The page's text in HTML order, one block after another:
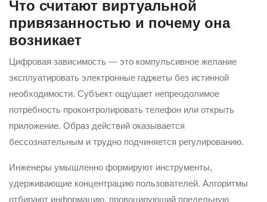
Что считают виртуальной
привязанностью и почему она
возникает
Цифровая зависимость — это компульсивное желание
эксплуатировать электронные гаджеты без истинной
необходимости. Субъект ощущает непреодолимое
потребность проконтролировать телефон или открыть
приложение. Образ действий оказывается
бессознательным и трудно подчиняется регулированию.
Инженеры умышленно формируют инструменты,
удерживающие концентрацию пользователей. Алгоритмы
отбирают информацию, провоцирующий предельную